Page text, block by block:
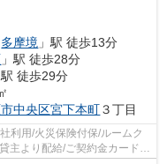
多摩境 」駅 徒歩13分
」駅 徒歩28分
駅 徒歩29分
中央区宮下本町３丁目
利用/火災保険付保/ルームク
主より配給/ご契約金カード決